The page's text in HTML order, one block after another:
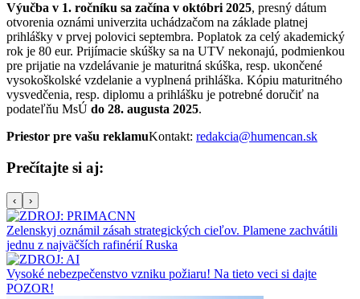
Výučba v 1. ročníku sa začína v októbri 2025, presný dátum
otvorenia oznámi univerzita uchádzačom na základe platnej
prihlášky v prvej polovici septembra. Poplatok za celý akademický
rok je 80 eur. Prijímacie skúšky sa na UTV nekonajú, podmienkou
pre prijatie na vzdelávanie je maturitná skúška, resp. ukončené
vysokoškolské vzdelanie a vyplnená prihláška. Kópiu maturitného
vysvedčenia, resp. diplomu a prihlášku je potrebné doručiť na
podateľňu MsÚ do 28. augusta 2025.
Priestor pre vašu reklamuKontakt: redakcia@humencan.sk
Prečítajte si aj:
‹ ›
Zelenskyj oznámil zásah strategických cieľov. Plamene zachvátili
jednu z najväčších rafinérií Ruska
Vysoké nebezpečenstvo vzniku požiaru! Na tieto veci si dajte
POZOR!